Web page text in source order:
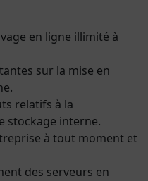
en ligne illimité à
sur la mise en
relatifs à la
stockage interne.
à tout moment et
des serveurs en